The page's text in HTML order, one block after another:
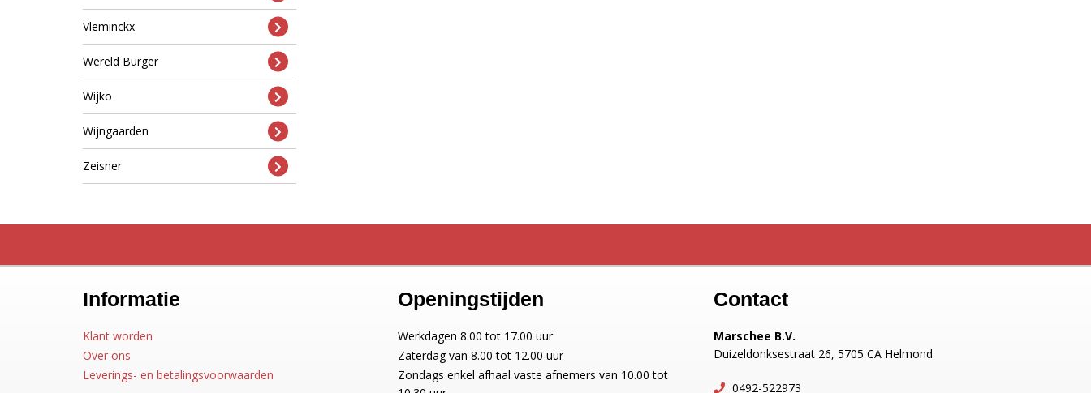
Vleminckx
Wereld Burger
Wijko
Wijngaarden
Zeisner
Informatie
Klant worden
Over ons
Leverings- en betalingsvoorwaarden
Openingstijden
Werkdagen 8.00 tot 17.00 uur
Zaterdag van 8.00 tot 12.00 uur
Zondags enkel afhaal vaste afnemers van 10.00 tot
Contact
Marschee B.V.
Duizeldonksestraat 26, 5705 CA Helmond
0492-522973